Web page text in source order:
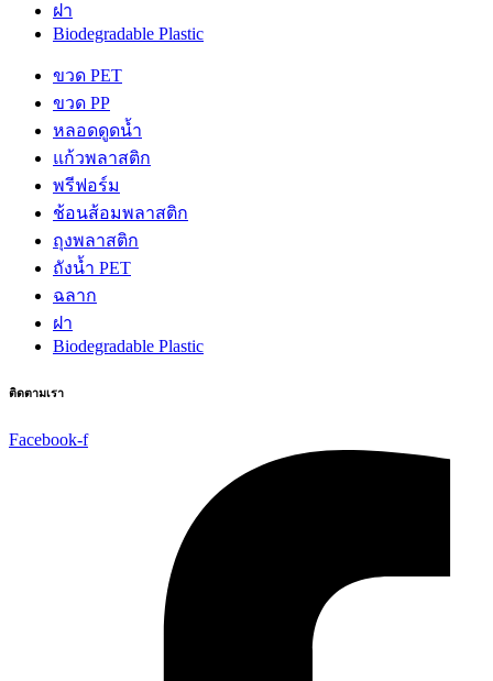
ฝา
Biodegradable Plastic
ขวด PET
ขวด PP
หลอดดูดน้ำ
แก้วพลาสติก
พรีฟอร์ม
ช้อนส้อมพลาสติก
ถุงพลาสติก
ถังน้ำ PET
ฉลาก
ฝา
Biodegradable Plastic
ติดตามเรา
Facebook-f